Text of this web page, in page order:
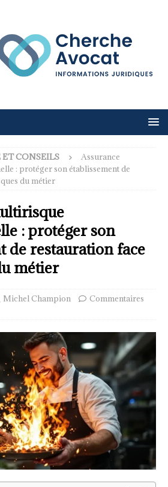
CONSEILS
Assurance
: protéger son établissement de
du métier
: protéger son
de restauration face
métier
Michel Champion
Commentaires